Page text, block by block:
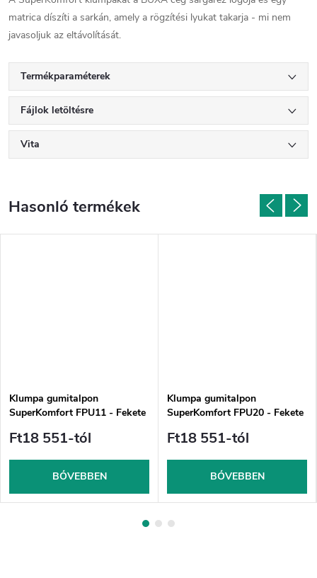
matrica díszíti a sarkán, amely a rögzítési lyukat takarja - mi nem
javasoljuk az eltávolítását.
Termékparaméterek
Fájlok letöltésre
Vita
Klumpa gumitalpon
SuperKomfort FPU11 - Fekete
Ft18 551-tól
BŐVEBBEN
Klumpa gumitalpon
SuperKomfort FPU20 - Fekete
Ft18 551-tól
BŐVEBBEN